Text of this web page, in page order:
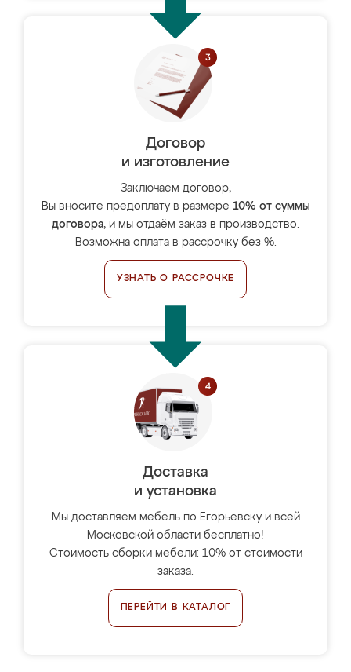
Договор
и изготовление
Заключаем договор,
Вы вносите предоплату в размере 10% от суммы
договора, и мы отдаём заказ в производство.
Возможна оплата в рассрочку без %.
УЗНАТЬ О РАССРОЧКЕ
Доставка
и установка
Мы доставляем мебель по Егорьевску и всей
Московской области бесплатно!
Стоимость сборки мебели: 10% от стоимости
заказа.
ПЕРЕЙТИ В КАТАЛОГ